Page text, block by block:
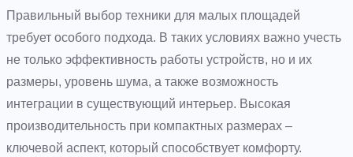
Правильный выбор техники для малых площадей
требует особого подхода. В таких условиях важно учесть
не только эффективность работы устройств, но и их
размеры, уровень шума, а также возможность
интеграции в существующий интерьер. Высокая
производительность при компактных размерах –
ключевой аспект, который способствует комфорту.